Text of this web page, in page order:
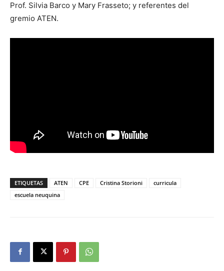
Prof. Silvia Barco y Mary Frasseto; y referentes del
gremio ATEN.
ETIQUETAS ATEN CPE Cristina Storioni
curricula
escuela neuquina